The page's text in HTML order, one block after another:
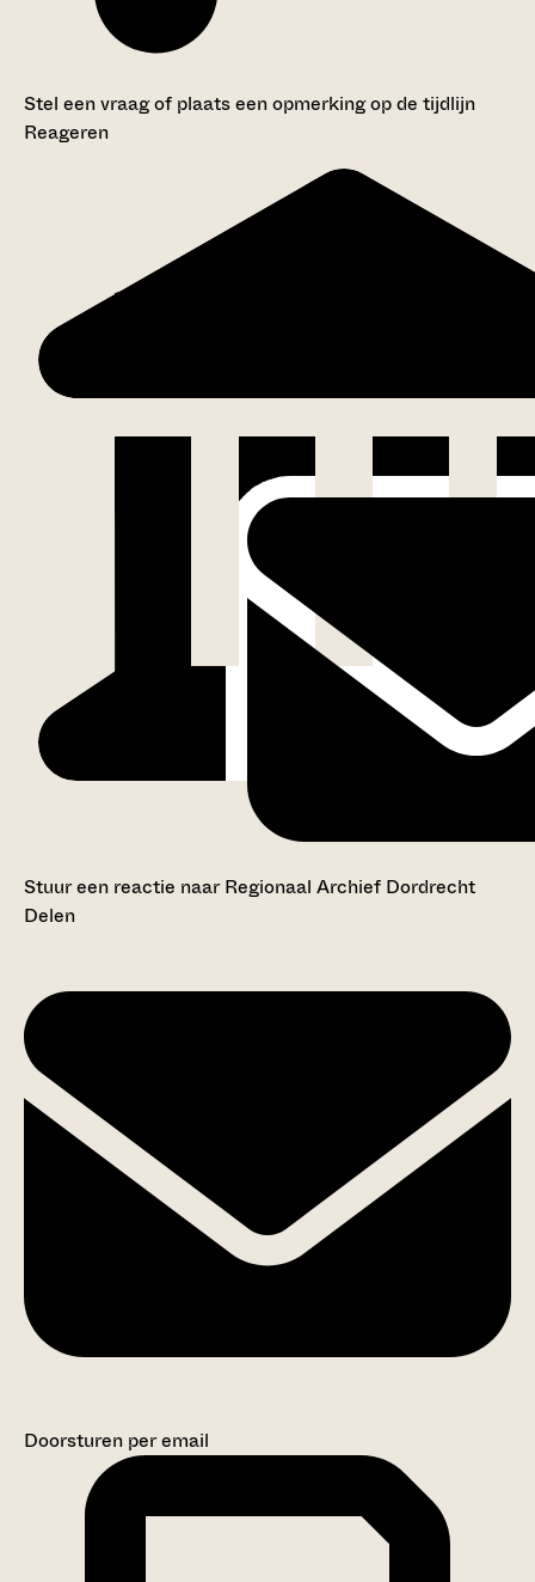
Stel een vraag of plaats een opmerking op de tijdlijn
Reageren
Stuur een reactie naar Regionaal Archief Dordrecht
Delen
Doorsturen per email